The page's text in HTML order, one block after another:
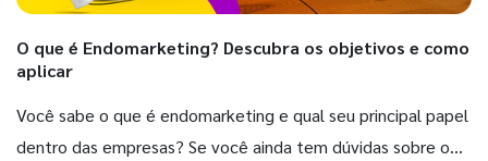
O que é Endomarketing? Descubra os objetivos e como
aplicar
Você sabe o que é endomarketing e qual seu principal papel
dentro das empresas? Se você ainda tem dúvidas sobre o